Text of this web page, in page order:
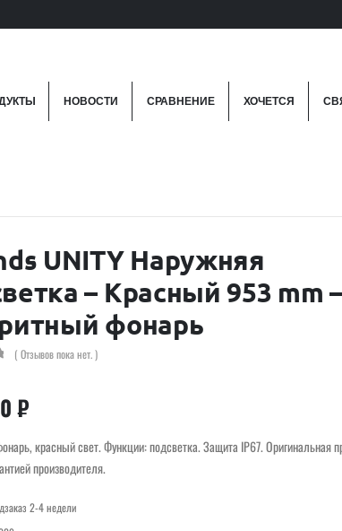
НОВОСТИ СРАВНЕНИЕ ХОЧЕТСЯ
UNITY Наружняя
– Красный 953 mm
фонарь
( Отзывов пока нет. )
₽
красный свет. Функции: подсветка. Защита IP67. Оригинальная
производителя.
2-4 недели